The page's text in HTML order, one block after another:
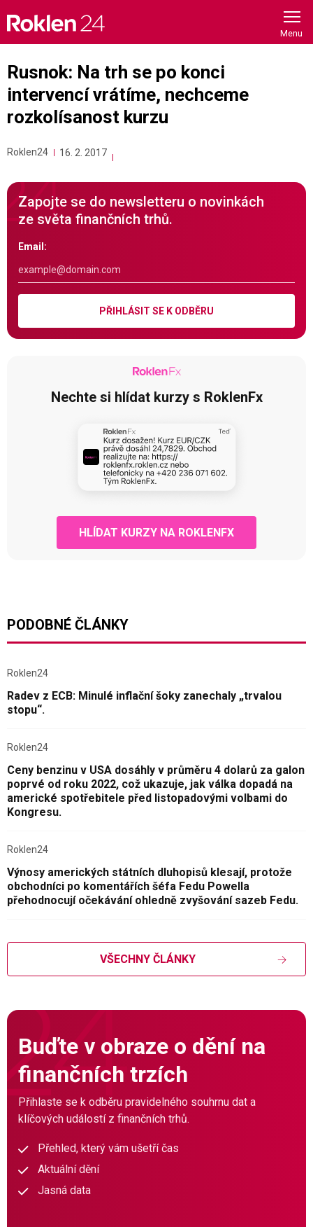
content
Rusnok: Na trh se po konci
intervencí vrátíme, nechceme
rozkolísanost kurzu
Roklen24 16. 2. 2017
Zapojte se do newsletteru o novinkách
ze světa finančních trhů.
Email:
PŘIHLÁSIT SE K ODBĚRU
Nechte si hlídat kurzy s RoklenFx
HLÍDAT KURZY NA ROKLENFX
PODOBNÉ ČLÁNKY
Roklen24
Radev z ECB: Minulé inflační šoky zanechaly „trvalou
stopu“.
Roklen24
Ceny benzinu v USA dosáhly v průměru 4 dolarů za galon
poprvé od roku 2022, což ukazuje, jak válka dopadá na
americké spotřebitele před listopadovými volbami do
Kongresu.
Roklen24
Výnosy amerických státních dluhopisů klesají, protože
obchodníci po komentářích šéfa Fedu Powella
přehodnocují očekávání ohledně zvyšování sazeb Fedu.
VŠECHNY ČLÁNKY
Buďte v obraze o dění na
finančních trzích
Přihlaste se k odběru pravidelného souhrnu dat a
klíčových událostí z finančních trhů.
Přehled, který vám ušetří čas
Aktuální dění
Jasná data